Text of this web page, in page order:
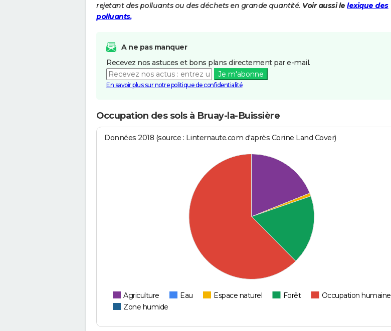
rejetant des polluants ou des déchets en grande quantité. Voir aussi le lexique des
polluants.
A ne pas manquer
Recevez nos astuces et bons plans directement par e-mail.
Je m'abonne
En savoir plus sur notre politique de confidentialité
Occupation des sols à Bruay-la-Buissière
Données 2018 (source : Linternaute.com d'après Corine Land Cover)
Agriculture Eau Espace naturel Forêt
Occupation humaine
Zone humide